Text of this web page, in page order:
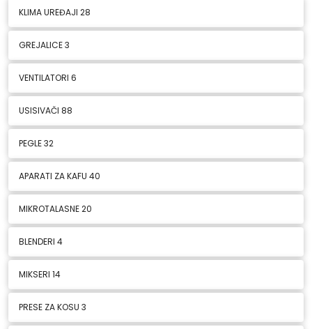
KLIMA UREĐAJI 28
GREJALICE3
VENTILATORI 6
USISIVAČI 88
PEGLE32
APARATI ZA KAFU 40
MIKROTALASNE20
BLENDERI 4
MIKSERI 14
PRESE ZA KOSU 3